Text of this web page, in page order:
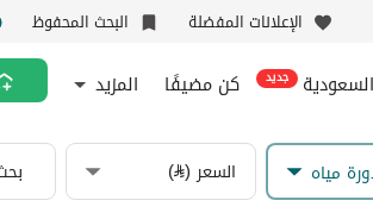
الإعلانات المفضلة البحث المحفوظ
جديد كن مضيفًا المزيد
مياه السعر (⃁)